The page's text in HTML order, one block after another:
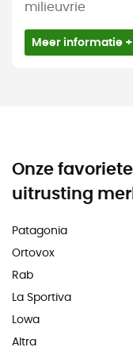
milieuvrie
Meer informatie +
Onze
uitrusting
Patagonia
Ortovox
Rab
La Sportiva
Lowa
Altra